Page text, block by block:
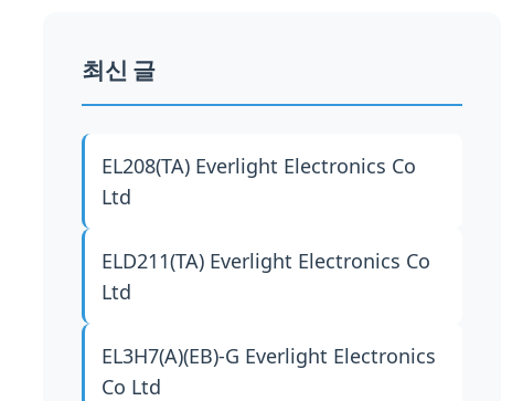
최신 글
EL208(TA) Everlight Electronics Co
Ltd
ELD211(TA) Everlight Electronics Co
Ltd
EL3H7(A)(EB)-G Everlight Electronics
Co Ltd